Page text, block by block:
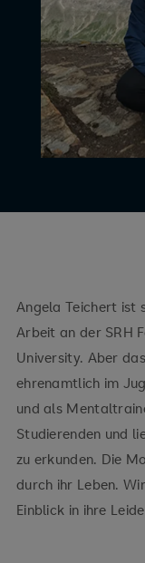
Angela Teichert ist
Arbeit an der SRH
University. Aber
ehrenamtlich im
und als
Studierenden und
zu erkunden. Die
durch ihr Leben.
Einblick in ihre